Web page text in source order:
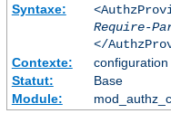
Syntaxe:
Require-
</
Contexte:
Statut:
Base
Module: